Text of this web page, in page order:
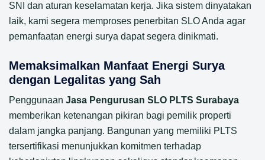
SNI dan aturan keselamatan kerja. Jika sistem dinyatakan
laik, kami segera memproses penerbitan SLO Anda agar
pemanfaatan energi surya dapat segera dinikmati.
Memaksimalkan Manfaat Energi Surya
dengan Legalitas yang Sah
Penggunaan Jasa Pengurusan SLO PLTS Surabaya
memberikan ketenangan pikiran bagi pemilik properti
dalam jangka panjang. Bangunan yang memiliki PLTS
tersertifikasi menunjukkan komitmen terhadap